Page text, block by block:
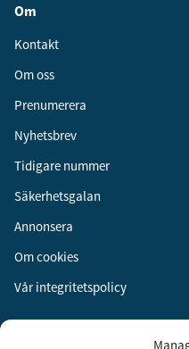
Om
Kontakt
Om oss
Prenumerera
Nyhetsbrev
Tidigare nummer
Säkerhetsgalan
Annonsera
Om cookies
Vår integritetspolicy